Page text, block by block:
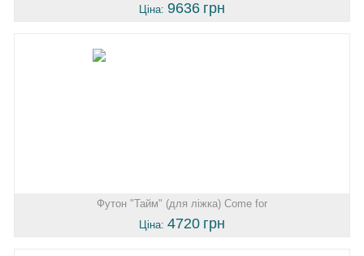
Ціна: 9636 грн
Футон "Тайм" (для ліжка) Come for
Ціна: 4720 грн